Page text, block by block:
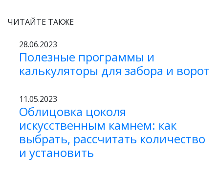
ЧИТАЙТЕ ТАКЖЕ
28.06.2023
Полезные программы и
калькуляторы для забора и ворот
11.05.2023
Облицовка цоколя
искусственным камнем: как
выбрать, рассчитать количество
и установить